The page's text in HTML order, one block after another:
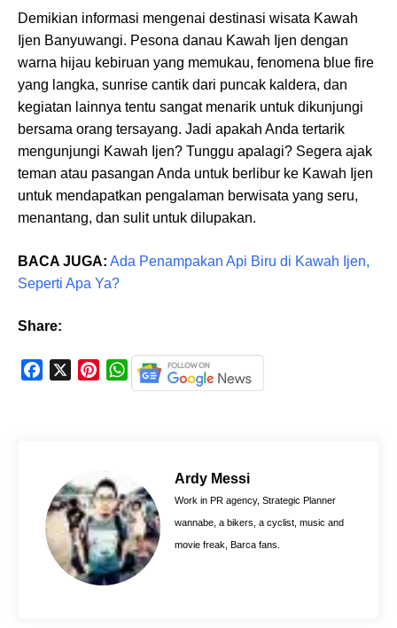
Demikian informasi mengenai destinasi wisata Kawah
Ijen Banyuwangi. Pesona danau Kawah Ijen dengan
warna hijau kebiruan yang memukau, fenomena blue fire
yang langka, sunrise cantik dari puncak kaldera, dan
kegiatan lainnya tentu sangat menarik untuk dikunjungi
bersama orang tersayang. Jadi apakah Anda tertarik
mengunjungi Kawah Ijen? Tunggu apalagi? Segera ajak
teman atau pasangan Anda untuk berlibur ke Kawah Ijen
untuk mendapatkan pengalaman berwisata yang seru,
menantang, dan sulit untuk dilupakan.
BACA JUGA: Ada Penampakan Api Biru di Kawah Ijen,
Seperti Apa Ya?
Share:
k
r
e
s
W
h
p
p
Ardy Messi
Work in PR agency, Strategic Planner
wannabe, a bikers, a cyclist, music and
movie freak, Barca fans.